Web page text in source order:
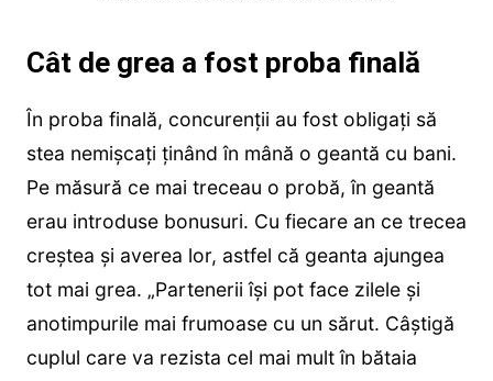
Cât de grea a fost proba finală
În proba finală, concurenții au fost obligați să
stea nemișcați ținând în mână o geantă cu bani.
Pe măsură ce mai treceau o probă, în geantă
erau introduse bonusuri. Cu fiecare an ce trecea
creștea și averea lor, astfel că geanta ajungea
tot mai grea. „Partenerii își pot face zilele și
anotimpurile mai frumoase cu un sărut. Câștigă
cuplul care va rezista cel mai mult în bătaia